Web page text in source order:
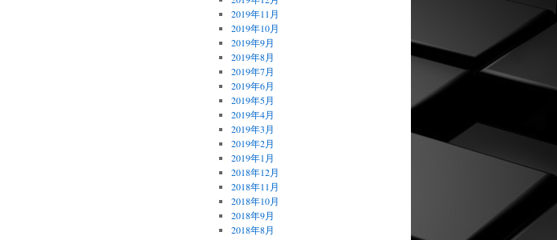
2019年11月
2019年10月
2019年9月
2019年8月
2019年7月
2019年6月
2019年5月
2019年4月
2019年3月
2019年2月
2019年1月
2018年12月
2018年11月
2018年10月
2018年9月
2018年8月